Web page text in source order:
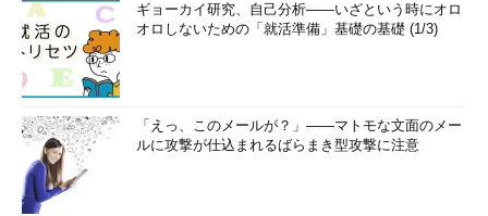
ギョーカイ研究、自己分析――いざという時にオロ
オロしないための「就活準備」基礎の基礎 (1/3)
「えっ、このメールが？」――マトモな文面のメー
ルに攻撃が仕込まれるばらまき型攻撃に注意